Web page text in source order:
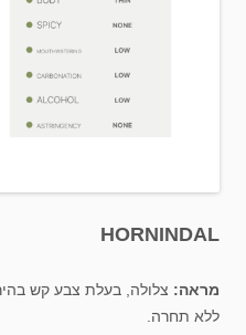
HORNINDAL
מראה: צלולה, בעלת צבע קש
ללא תחרה.